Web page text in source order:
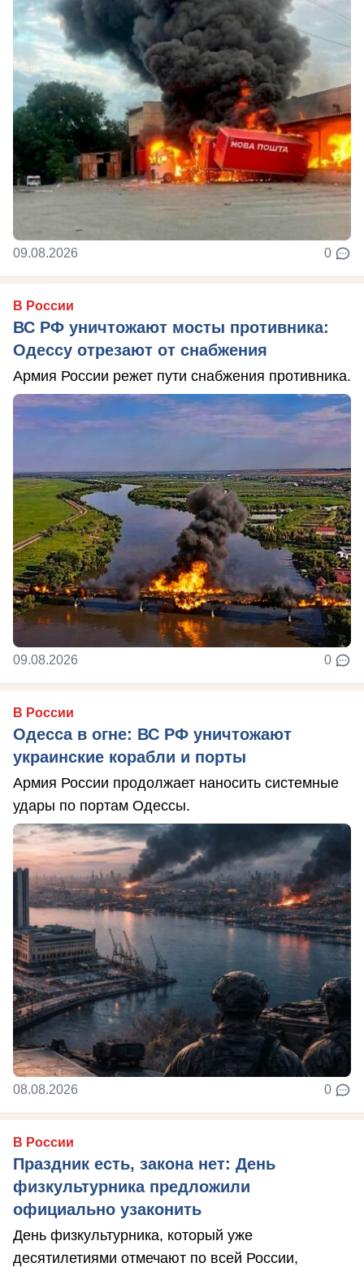
09.08.2026 0
В России
ВС РФ уничтожают мосты противника:
Одессу отрезают от снабжения
Армия России режет пути снабжения противника.
09.08.2026 0
В России
Одесса в огне: ВС РФ уничтожают
украинские корабли и порты
Армия России продолжает наносить системные
удары по портам Одессы.
08.08.2026 0
В России
Праздник есть, закона нет: День
физкультурника предложили
официально узаконить
День физкультурника, который уже
десятилетиями отмечают по всей России,